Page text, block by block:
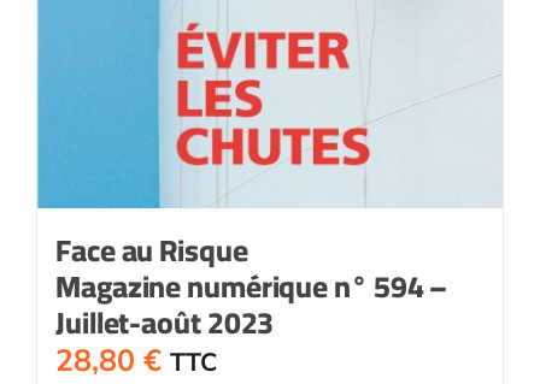
Face au Risque
Magazine numérique n° 594 –
Juillet-août 2023
28,80 € TTC